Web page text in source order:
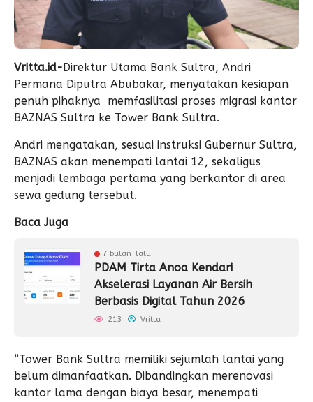
Vritta.id-Direktur Utama Bank Sultra, Andri
Permana Diputra Abubakar, menyatakan kesiapan
penuh pihaknya memfasilitasi proses migrasi kantor
BAZNAS Sultra ke Tower Bank Sultra.
Andri mengatakan, sesuai instruksi Gubernur Sultra,
BAZNAS akan menempati lantai 12, sekaligus
menjadi lembaga pertama yang berkantor di area
sewa gedung tersebut.
Baca Juga
7 bulan lalu
PDAM Tirta Anoa Kendari
Akselerasi Layanan Air Bersih
Berbasis Digital Tahun 2026
213 Vritta
“Tower Bank Sultra memiliki sejumlah lantai yang
belum dimanfaatkan. Dibandingkan merenovasi
kantor lama dengan biaya besar, menempati